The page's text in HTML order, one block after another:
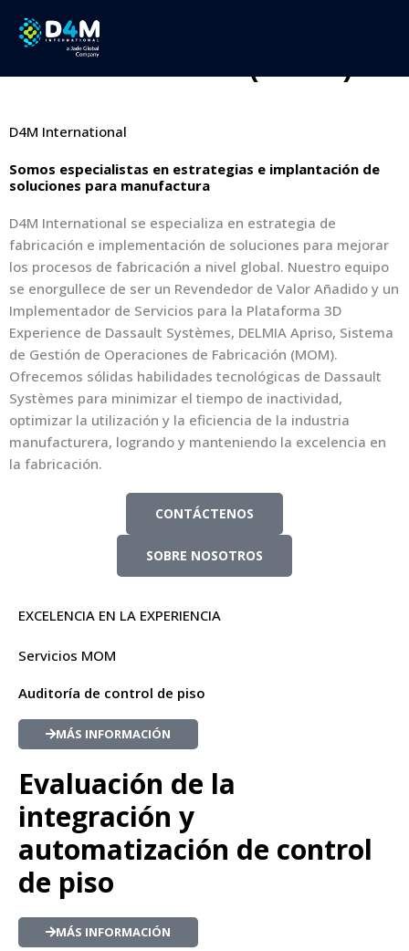
Gestión de Operaciones
de Fabricación (MOM)
D4M International
Somos especialistas en estrategias e implantación de
soluciones para manufactura
D4M International se especializa en estrategia de
fabricación e implementación de soluciones para mejorar
los procesos de fabricación a nivel global. Nuestro equipo
se enorgullece de ser un Revendedor de Valor Añadido y un
Implementador de Servicios para la Plataforma 3D
Experience de Dassault Systèmes, DELMIA Apriso, Sistema
de Gestión de Operaciones de Fabricación (MOM).
Ofrecemos sólidas habilidades tecnológicas de Dassault
Systèmes para minimizar el tiempo de inactividad,
optimizar la utilización y la eficiencia de la industria
manufacturera, logrando y manteniendo la excelencia en
la fabricación.
CONTÁCTENOS
SOBRE NOSOTROS
EXCELENCIA EN LA EXPERIENCIA
Servicios MOM
Auditoría de control de piso
MÁS INFORMACIÓN
Evaluación de la
integración y
automatización de control
de piso
MÁS INFORMACIÓN